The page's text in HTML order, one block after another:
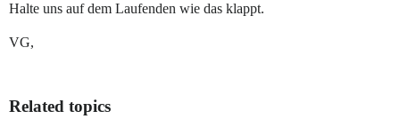
Halte uns auf dem Laufenden wie das klappt.
VG,
Related topics